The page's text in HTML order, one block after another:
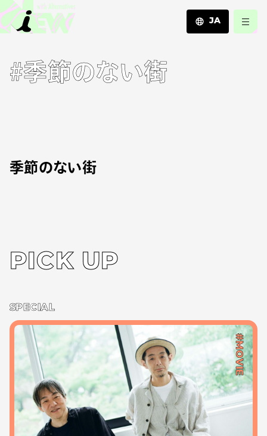
JA
#季節のない街
季節のない街
PICK UP
SPECIAL
#MOVIE